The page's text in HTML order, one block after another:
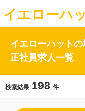
イエローハ
イエローハット
正社員求人一覧
検索結果 198 件